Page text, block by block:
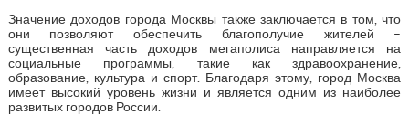
Значение доходов города Москвы также заключается в том, что
они позволяют обеспечить благополучие жителей –
существенная часть доходов мегаполиса направляется на
социальные программы, такие как здравоохранение,
образование, культура и спорт. Благодаря этому, город Москва
имеет высокий уровень жизни и является одним из наиболее
развитых городов России.